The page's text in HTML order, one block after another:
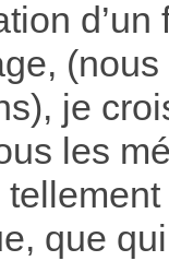
je
les
que